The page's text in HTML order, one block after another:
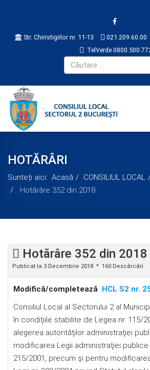
Str. Chiristigiilor nr. 11-13 021.209.60.00
TelVerde
HOTĂRÂRI
Sunteți aici: Acasă CONSILIUL LOCAL
Hotărâre 352 din 2018
Hotărâre 352 din 2018
Publicat la 3 Decembrie 2018 160 Descărcări
Modifică/completează HCL S2 nr.
Consiliul Local al Sectorului 2 al
în condiţiile stabilite de Legea nr. 115/
alegerea autorităţilor administraţiei
modificarea Legii administraţiei publice
215/2001, precum şi pentru